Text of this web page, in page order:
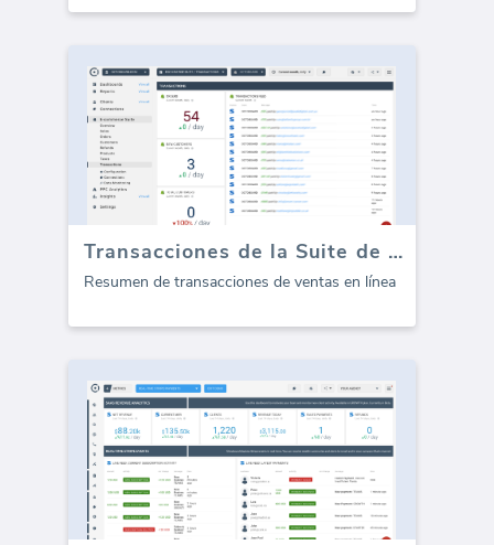
Transacciones de la Suite de Comercio Electrónico
Resumen de transacciones de ventas en línea